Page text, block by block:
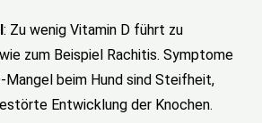
: Zu wenig Vitamin D führt zu
zum Beispiel Rachitis. Symptome
Mangel beim Hund sind Steifheit,
Entwicklung der Knochen.